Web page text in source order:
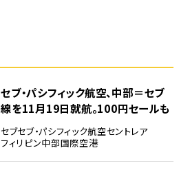
セブ・パシフィック航空、中部＝セブ
線を11月19日就航。100円セールも
セブセブ・パシフィック航空セントレア
フィリピン中部国際空港